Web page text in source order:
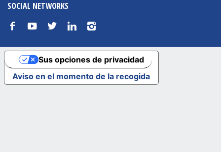
SOCIAL NETWORKS
f y t n i
Aviso en el momento de la recogida
Sus opciones de privacidad